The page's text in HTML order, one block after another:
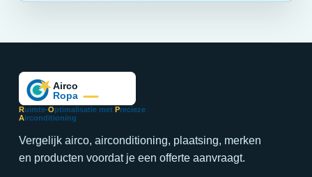
Ruimte-Optimalisatie met Precieze
Airconditioning
Vergelijk airco, airconditioning, plaatsing, merken
en producten voordat je een offerte aanvraagt.